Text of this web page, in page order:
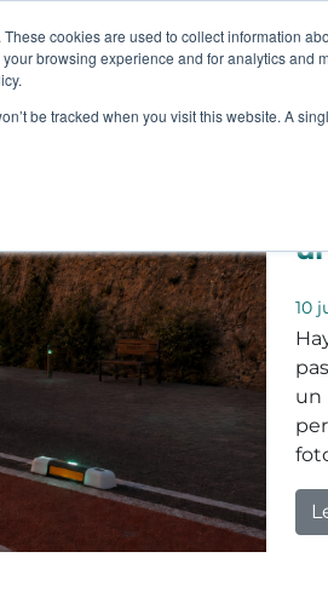
cookies are used to collect information
browsing experience and for analytics and
be tracked when you visit this website. A
QUIÉNES SOMOS
10
un